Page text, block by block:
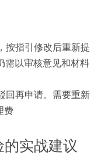
按指引修改后重新提
需以审核意见和材料
回再申请。需要重新
费
实战建议